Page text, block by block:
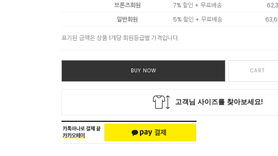
브론즈회원
7% 할인 + 무료배송
일반회원
5% 할인 + 무료배송
표기된 금액은 상품 1개당 회원등급별 가격입니다.
BUY NOW CART